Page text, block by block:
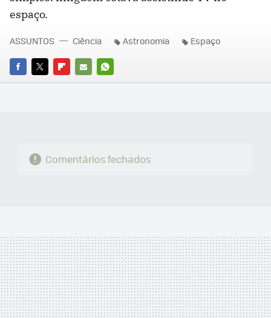
espaço.
FACEBOOK
TWITTERFLIPBOARD
E-
WHATSAPP
ASSUNTOS Ciência Astronomia Espaço
Comentários fechados